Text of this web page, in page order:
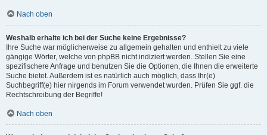
Nach oben
Weshalb erhalte ich bei der Suche keine Ergebnisse?
Ihre Suche war möglicherweise zu allgemein gehalten und enthielt zu viele
gängige Wörter, welche von phpBB nicht indiziert werden. Stellen Sie eine
spezifischere Anfrage und benutzen Sie die Optionen, die Ihnen die erweiterte
Suche bietet. Außerdem ist es natürlich auch möglich, dass Ihr(e)
Suchbegriff(e) hier nirgends im Forum verwendet wurden. Prüfen Sie ggf. die
Rechtschreibung der Begriffe!
Nach oben